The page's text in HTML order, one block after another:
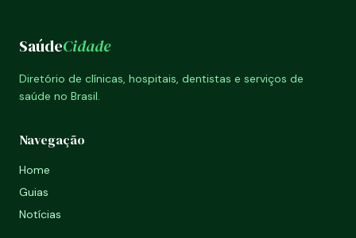
SaúdeCidade
Diretório de clínicas, hospitais, dentistas e serviços de
saúde no Brasil.
Navegação
Home
Guias
Notícias